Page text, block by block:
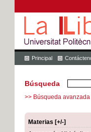
Principal
Búsqueda
>> Búsqueda avanzada
Materias [+/-]